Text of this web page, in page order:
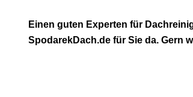
Einen guten Experten für
SpodarekDach.de für Sie da. Gern